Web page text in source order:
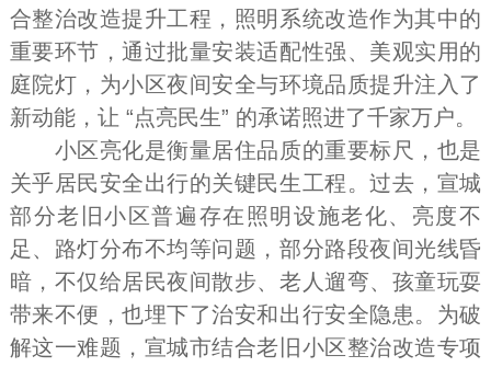
合整治改造提升工程，照明系统改造作为其中的
重要环节，通过批量安装适配性强、美观实用的
庭院灯，为小区夜间安全与环境品质提升注入了
新动能，让 “点亮民生” 的承诺照进了千家万户。
小区亮化是衡量居住品质的重要标尺，也是
关乎居民安全出行的关键民生工程。过去，宣城
部分老旧小区普遍存在照明设施老化、亮度不
足、路灯分布不均等问题，部分路段夜间光线昏
暗，不仅给居民夜间散步、老人遛弯、孩童玩耍
带来不便，也埋下了治安和出行安全隐患。为破
解这一难题，宣城市结合老旧小区整治改造专项